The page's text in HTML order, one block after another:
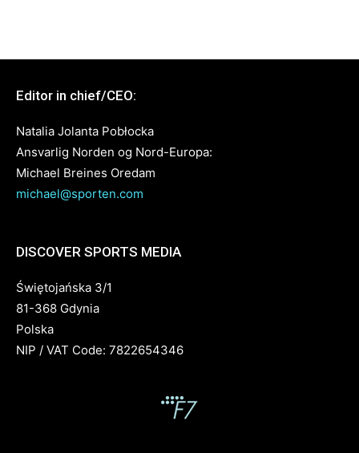
Editor in chief/CEO:
Natalia Jolanta Pobłocka
Ansvarlig Norden og Nord-Europa:
Michael Breines Oredam
michael@sporten.com
DISCOVER SPORTS MEDIA
Świętojańska 3/1
81-368 Gdynia
Polska
NIP / VAT Code: 7822654346